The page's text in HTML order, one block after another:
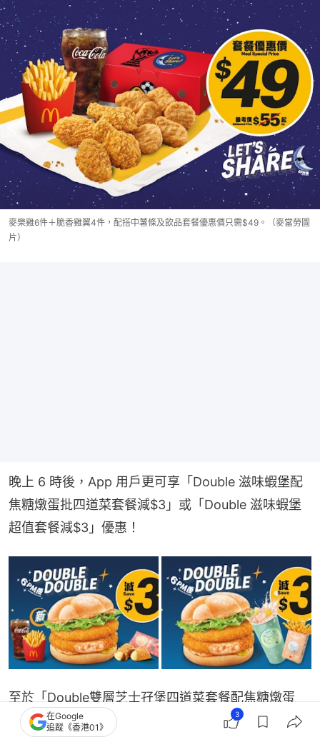
麥樂雞6件＋脆香雞翼4件，配搭中薯條及飲品套餐優惠價只需$49。（麥當勞圖
片）
晚上 6 時後，App 用戶更可享「Double 滋味蝦堡配
焦糖燉蛋批四道菜套餐減$3」或「Double 滋味蝦堡
超值套餐減$3」優惠！
至於「Double雙層芝士孖堡四道菜套餐配焦糖燉蛋
批」、「大大啖Double雙層芝士孖堡套餐」就有減$3
在Google
追蹤《香港01》
3